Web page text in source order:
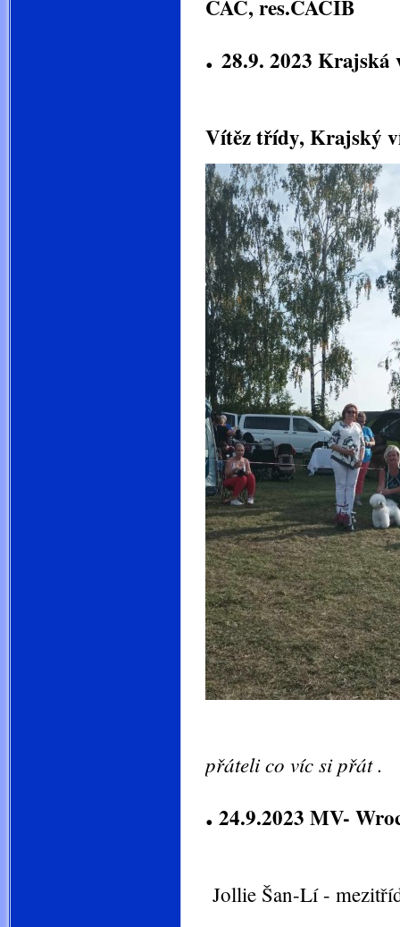
CAC, res.CACIB
. 28.9. 2023
Vítěz třídy, Krajský
přáteli co víc si přát
. 24.9.2023 MV-
Jollie Šan-Lí -